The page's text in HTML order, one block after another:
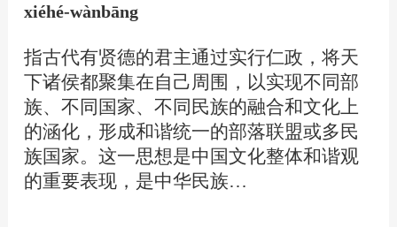
xiéhé-wànbāng
指古代有贤德的君主通过实行仁政，将天
下诸侯都聚集在自己周围，以实现不同部
族、不同国家、不同民族的融合和文化上
的涵化，形成和谐统一的部落联盟或多民
族国家。这一思想是中国文化整体和谐观
的重要表现，是中华民族…